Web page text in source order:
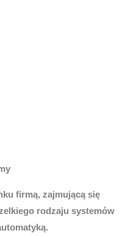
firmą, zajmującą się
rodzaju systemów